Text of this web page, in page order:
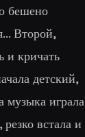
бешено
Второй,
и кричать
детский,
музыка играла
встала и